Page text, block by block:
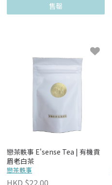
售罄
戀茶軼事 E'sense Tea | 有機貢
眉老白茶
戀茶軼事